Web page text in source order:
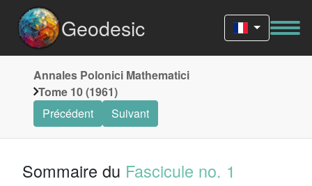
Geodesic
Annales Polonici Mathematici
Tome 10 (1961)
Précédent
Suivant
Sommaire du Fascicule no. 1